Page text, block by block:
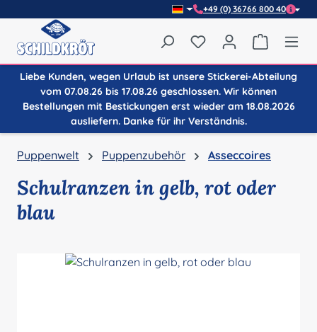
+49 (0) 36766 800 40
Du hast 0 Produkte
Liebe Kunden, wegen Urlaub ist unsere Stickerei-Abteilung
vom 07.08.26 bis 17.08.26 geschlossen. Wir können
Bestellungen mit Bestickungen erst wieder am 18.08.2026
ausliefern. Danke für ihr Verständnis.
Puppenwelt Puppenzubehör Asseccoires
Schulranzen in gelb, rot oder
blau